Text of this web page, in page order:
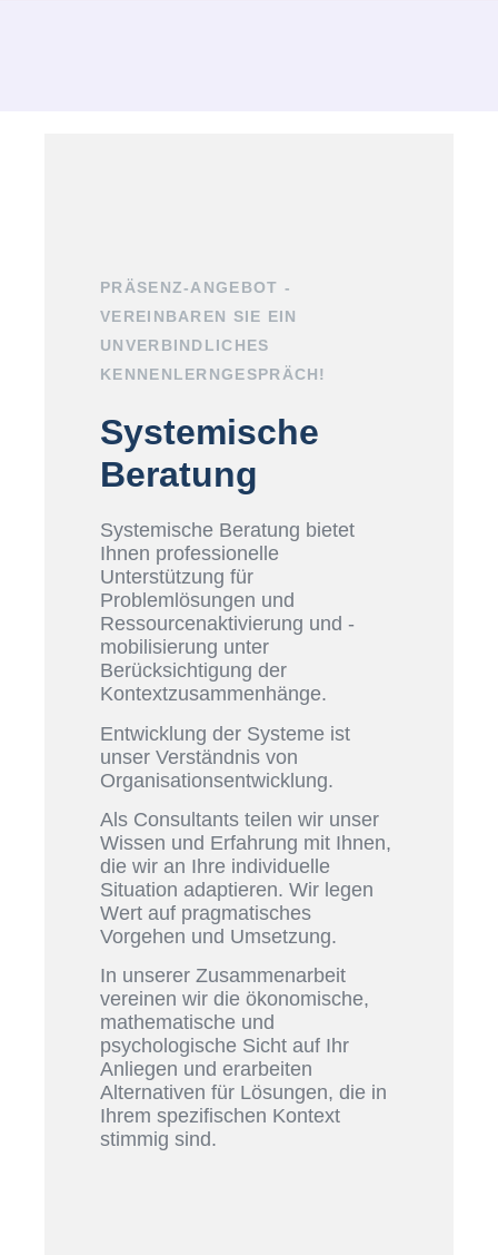
PRÄSENZ-ANGEBOT -
VEREINBAREN SIE EIN
UNVERBINDLICHES
KENNENLERNGESPRÄCH!
Systemische
Beratung
Systemische Beratung bietet
Ihnen professionelle
Unterstützung für
Problemlösungen und
Ressourcenaktivierung und -
mobilisierung unter
Berücksichtigung der
Kontextzusammenhänge.
Entwicklung der Systeme ist
unser Verständnis von
Organisationsentwicklung.
Als Consultants teilen wir unser
Wissen und Erfahrung mit Ihnen,
die wir an Ihre individuelle
Situation adaptieren. Wir legen
Wert auf pragmatisches
Vorgehen und Umsetzung.
In unserer Zusammenarbeit
vereinen wir die ökonomische,
mathematische und
psychologische Sicht auf Ihr
Anliegen und erarbeiten
Alternativen für Lösungen, die in
Ihrem spezifischen Kontext
stimmig sind.